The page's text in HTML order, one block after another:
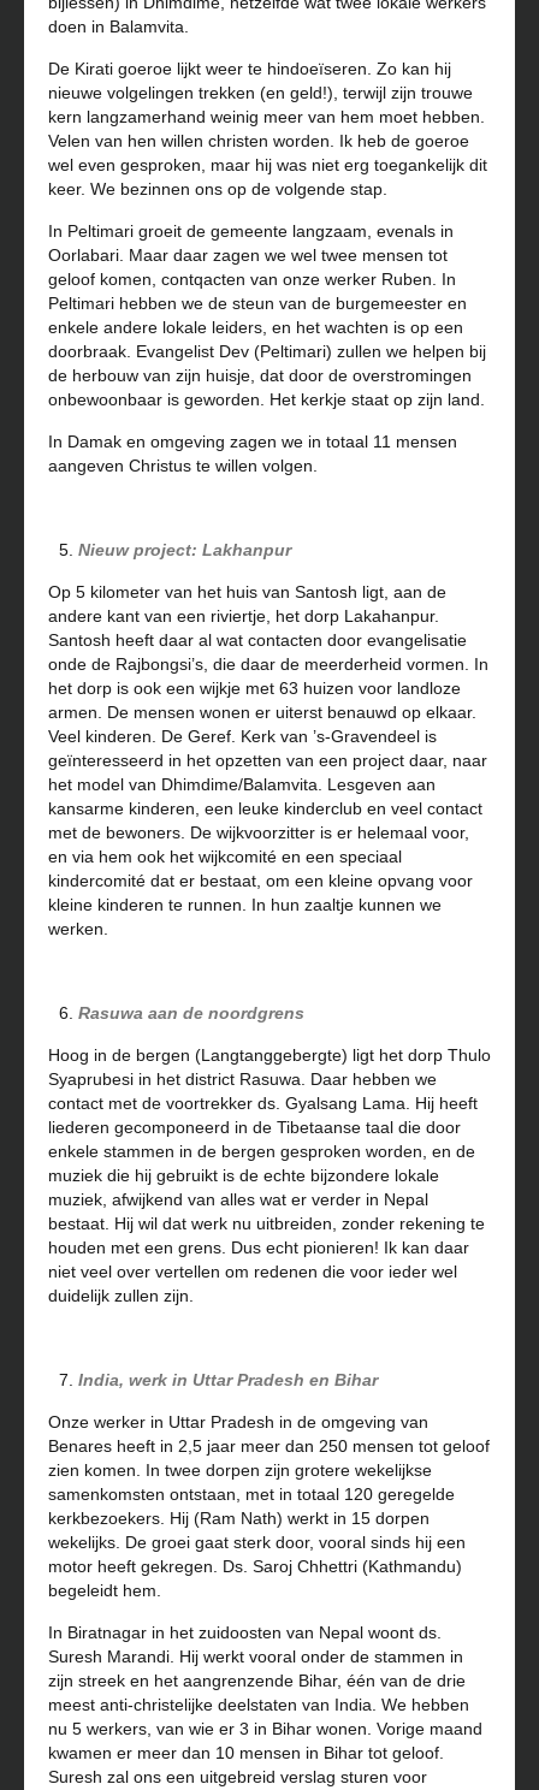
doen in Balamvita.
De Kirati goeroe lijkt weer te hindoeïseren. Zo kan hij
nieuwe volgelingen trekken (en geld!), terwijl zijn trouwe
kern langzamerhand weinig meer van hem moet hebben.
Velen van hen willen christen worden. Ik heb de goeroe
wel even gesproken, maar hij was niet erg toegankelijk dit
keer. We bezinnen ons op de volgende stap.
In Peltimari groeit de gemeente langzaam, evenals in
Oorlabari. Maar daar zagen we wel twee mensen tot
geloof komen, contqacten van onze werker Ruben. In
Peltimari hebben we de steun van de burgemeester en
enkele andere lokale leiders, en het wachten is op een
doorbraak. Evangelist Dev (Peltimari) zullen we helpen bij
de herbouw van zijn huisje, dat door de overstromingen
onbewoonbaar is geworden. Het kerkje staat op zijn land.
In Damak en omgeving zagen we in totaal 11 mensen
aangeven Christus te willen volgen.
Nieuw project: Lakhanpur
Op 5 kilometer van het huis van Santosh ligt, aan de
andere kant van een riviertje, het dorp Lakahanpur.
Santosh heeft daar al wat contacten door evangelisatie
onde de Rajbongsi’s, die daar de meerderheid vormen. In
het dorp is ook een wijkje met 63 huizen voor landloze
armen. De mensen wonen er uiterst benauwd op elkaar.
Veel kinderen. De Geref. Kerk van ’s-Gravendeel is
geïnteresseerd in het opzetten van een project daar, naar
het model van Dhimdime/Balamvita. Lesgeven aan
kansarme kinderen, een leuke kinderclub en veel contact
met de bewoners. De wijkvoorzitter is er helemaal voor,
en via hem ook het wijkcomité en een speciaal
kindercomité dat er bestaat, om een kleine opvang voor
kleine kinderen te runnen. In hun zaaltje kunnen we
werken.
Rasuwa aan de noordgrens
Hoog in de bergen (Langtanggebergte) ligt het dorp Thulo
Syaprubesi in het district Rasuwa. Daar hebben we
contact met de voortrekker ds. Gyalsang Lama. Hij heeft
liederen gecomponeerd in de Tibetaanse taal die door
enkele stammen in de bergen gesproken worden, en de
muziek die hij gebruikt is de echte bijzondere lokale
muziek, afwijkend van alles wat er verder in Nepal
bestaat. Hij wil dat werk nu uitbreiden, zonder rekening te
houden met een grens. Dus echt pionieren! Ik kan daar
niet veel over vertellen om redenen die voor ieder wel
duidelijk zullen zijn.
India, werk in Uttar Pradesh en Bihar
Onze werker in Uttar Pradesh in de omgeving van
Benares heeft in 2,5 jaar meer dan 250 mensen tot geloof
zien komen. In twee dorpen zijn grotere wekelijkse
samenkomsten ontstaan, met in totaal 120 geregelde
kerkbezoekers. Hij (Ram Nath) werkt in 15 dorpen
wekelijks. De groei gaat sterk door, vooral sinds hij een
motor heeft gekregen. Ds. Saroj Chhettri (Kathmandu)
begeleidt hem.
In Biratnagar in het zuidoosten van Nepal woont ds.
Suresh Marandi. Hij werkt vooral onder de stammen in
zijn streek en het aangrenzende Bihar, één van de drie
meest anti-christelijke deelstaten van India. We hebben
nu 5 werkers, van wie er 3 in Bihar wonen. Vorige maand
kwamen er meer dan 10 mensen in Bihar tot geloof.
Suresh zal ons een uitgebreid verslag sturen voor